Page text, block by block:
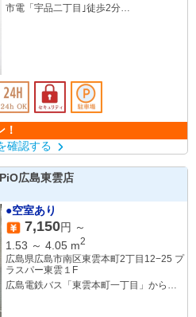
市電「宇品二丁目｣徒歩2分
！
確認する
広島東雲店
●空室あり
7,150円 ～
1.53 ～ 4.05 m2
広島県広島市南区東雲本町2丁目12−25 プ
ラスパー東雲１F
広島電鉄バス「東雲本町一丁目」から徒